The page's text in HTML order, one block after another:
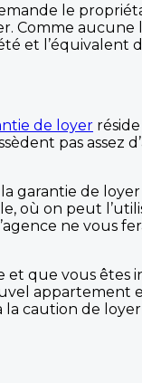
le
Comme aucune
et l’équivalent
de loyer
pas assez
garantie de
où on peut
ne vous
que vous êtes
appartement
caution de